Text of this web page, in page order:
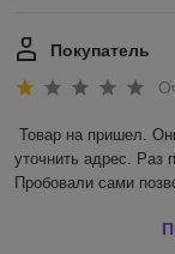
Покупатель
Товар на пришел.
уточнить адрес. Раз
Пробовали сами